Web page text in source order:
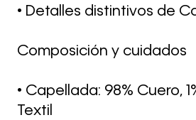
• Detalles distintivos de
Composición y cuidados
• Capellada: 98% Cuero,
Textil